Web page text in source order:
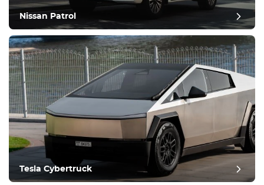
Nissan Patrol
Tesla Cybertruck